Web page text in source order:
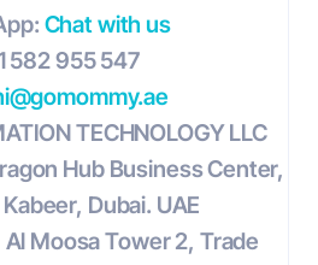
Chat with us
582 955 547
TECHNOLOGY LLC
Hub Business Center,
Dubai. UAE
Moosa Tower 2, Trade